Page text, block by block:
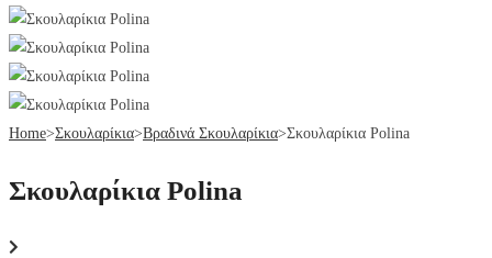
Home>Σκουλαρίκια>Βραδινά Σκουλαρίκια>Σκουλαρίκια Polina
Σκουλαρίκια Polina